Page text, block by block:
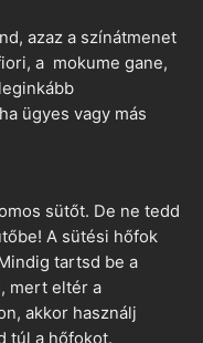
azaz a színátmenet
a mokume gane,
ügyes vagy más
sütőt. De ne tedd
A sütési hőfok
tartsd be a
mert eltér a
akkor használj
túl a hőfokot.